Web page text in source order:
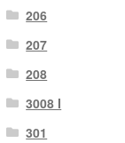
206
207
208
3008 I
301